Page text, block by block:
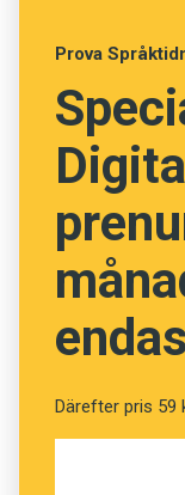
Fråga13av24
Prova
Digital
Därefter pris 59